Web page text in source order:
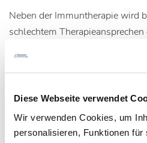
Diese Webseite verwendet
Wir verwenden Cookies, um
personalisieren, Funktionen
Neben der Immuntherapie wird
schlechtem
Behandlung der ALL ebenfalls
bei der gezielt die Maschinerie
Zellbestandteile abbaut – in der
Zellen damit an ihren eigenen